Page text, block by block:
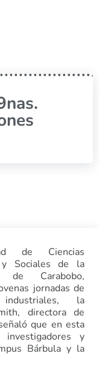
de Ciencias
y Sociales de la
de Carabobo,
jornadas de
industriales, la
directora de
que en esta
investigadores y
Bárbula y la